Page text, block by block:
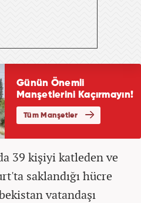
39 kişiyi katleden ve
saklandığı hücre
vatandaşı